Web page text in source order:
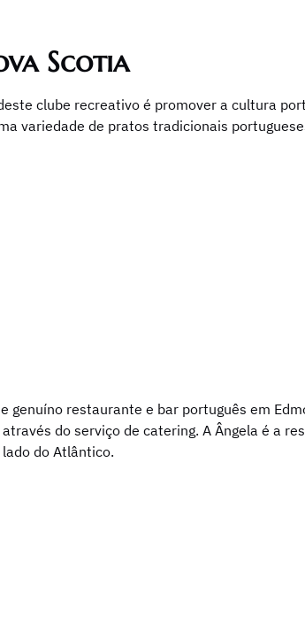
Scotia
clube recreativo é promover a cultura
variedade de pratos tradicionais
genuíno restaurante e bar português em
do serviço de catering. A Ângela é a
do Atlântico.